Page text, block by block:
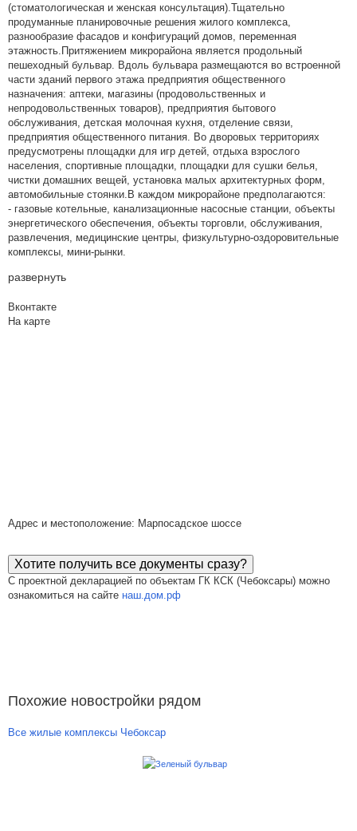
(стоматологическая и женская консультация).Тщательно
продуманные планировочные решения жилого комплекса,
разнообразие фасадов и конфигураций домов, переменная
этажность.Притяжением микрорайона является продольный
пешеходный бульвар. Вдоль бульвара размещаются во встроенной
части зданий первого этажа предприятия общественного
назначения: аптеки, магазины (продовольственных и
непродовольственных товаров), предприятия бытового
обслуживания, детская молочная кухня, отделение связи,
предприятия общественного питания. Во дворовых территориях
предусмотрены площадки для игр детей, отдыха взрослого
населения, спортивные площадки, площадки для сушки белья,
чистки домашних вещей, установка малых архитектурных форм,
автомобильные стоянки.В каждом микрорайоне предполагаются:
- газовые котельные, канализационные насосные станции, объекты
энергетического обеспечения, объекты торговли, обслуживания,
развлечения, медицинские центры, физкультурно-оздоровительные
комплексы, мини-рынки.
развернуть
Вконтакте
На карте
Адрес и местоположение: Марпосадское шоссе
Хотите получить все документы сразу?
С проектной декларацией по объектам ГК КСК (Чебоксары) можно
ознакомиться на сайте наш.дом.рф
Похожие новостройки рядом
Все жилые комплексы Чебоксар